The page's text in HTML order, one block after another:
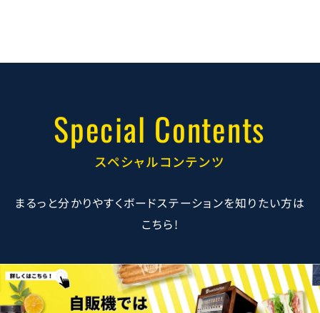
Special Contents
スペシャルコンテンツ
まるっと分かりやすくボードステーションを知りたい方は
こちら!